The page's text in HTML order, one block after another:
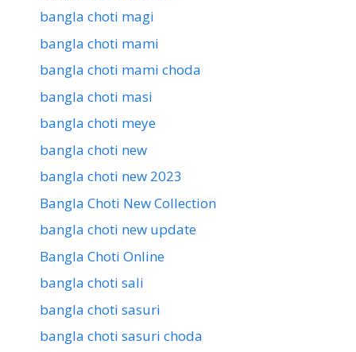
bangla choti magi
bangla choti mami
bangla choti mami choda
bangla choti masi
bangla choti meye
bangla choti new
bangla choti new 2023
Bangla Choti New Collection
bangla choti new update
Bangla Choti Online
bangla choti sali
bangla choti sasuri
bangla choti sasuri choda